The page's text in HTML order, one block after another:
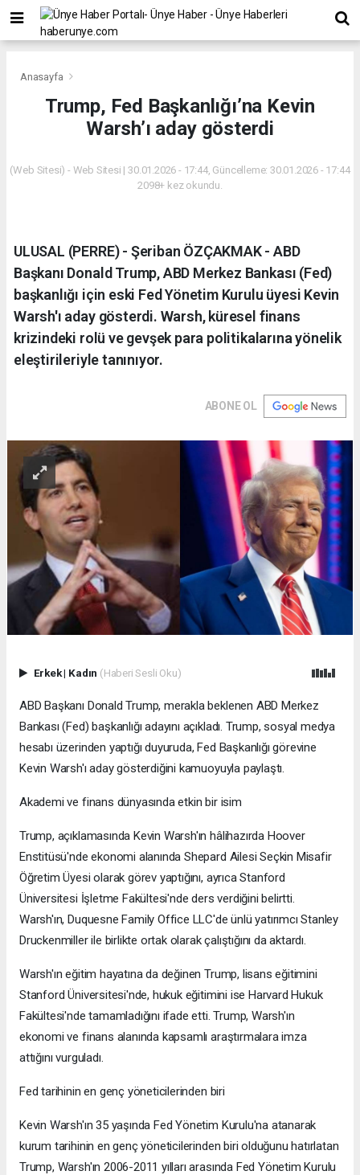
Anasayfa
Trump, Fed Başkanlığı’na Kevin
Warsh’ı aday gösterdi
(Web Sitesi) - Web Sitesi | 30.01.2026 - 17:44, Güncelleme: 30.01.2026 - 17:44
2098+ kez okundu.
ULUSAL (PERRE) - Şeriban ÖZÇAKMAK - ABD
Başkanı Donald Trump, ABD Merkez Bankası (Fed)
başkanlığı için eski Fed Yönetim Kurulu üyesi Kevin
Warsh'ı aday gösterdi. Warsh, küresel finans
krizindeki rolü ve gevşek para politikalarına yönelik
eleştirileriyle tanınıyor.
ABONE OL
Erkek| Kadın (Haberi Sesli Oku)
ABD Başkanı Donald Trump, merakla beklenen ABD Merkez
Bankası (Fed) başkanlığı adayını açıkladı. Trump, sosyal medya
hesabı üzerinden yaptığı duyuruda, Fed Başkanlığı görevine
Kevin Warsh'ı aday gösterdiğini kamuoyuyla paylaştı.
Akademi ve finans dünyasında etkin bir isim
Trump, açıklamasında Kevin Warsh'ın hâlihazırda Hoover
Enstitüsü'nde ekonomi alanında Shepard Ailesi Seçkin Misafir
Öğretim Üyesi olarak görev yaptığını, ayrıca Stanford
Üniversitesi İşletme Fakültesi'nde ders verdiğini belirtti.
Warsh'ın, Duquesne Family Office LLC'de ünlü yatırımcı Stanley
Druckenmiller ile birlikte ortak olarak çalıştığını da aktardı.
Warsh'ın eğitim hayatına da değinen Trump, lisans eğitimini
Stanford Üniversitesi'nde, hukuk eğitimini ise Harvard Hukuk
Fakültesi'nde tamamladığını ifade etti. Trump, Warsh'ın
ekonomi ve finans alanında kapsamlı araştırmalara imza
attığını vurguladı.
Fed tarihinin en genç yöneticilerinden biri
Kevin Warsh'ın 35 yaşında Fed Yönetim Kurulu'na atanarak
kurum tarihinin en genç yöneticilerinden biri olduğunu hatırlatan
Trump, Warsh'ın 2006-2011 yılları arasında Fed Yönetim Kurulu